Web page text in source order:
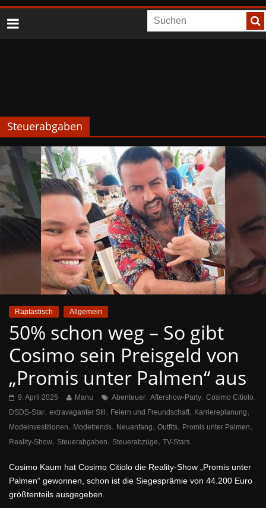
Steuerabgaben
Raptastisch Allgemein
50% schon weg – So gibt
Cosimo sein Preisgeld von
„Promis unter Palmen“ aus
9. April 2025 Manu Abenteuer, Aftershow-Party, Cosimo Citiolo,
DSDS-Star, extravaganter Stil , Feiern und Freundschaft, Karriereplanung,
Modeinvestitionen, Modetrends, Neuanfang, Outfits, Promis unter Palmen,
Reality-Show, Steuerabgaben, Steuerabzüge, TV-Stars
Cosimo Kaum hat Cosimo Citiolo die Reality-Show „Promis unter
Palmen“ gewonnen, schon ist die Siegesprämie von 44.200 Euro
größtenteils ausgegeben.